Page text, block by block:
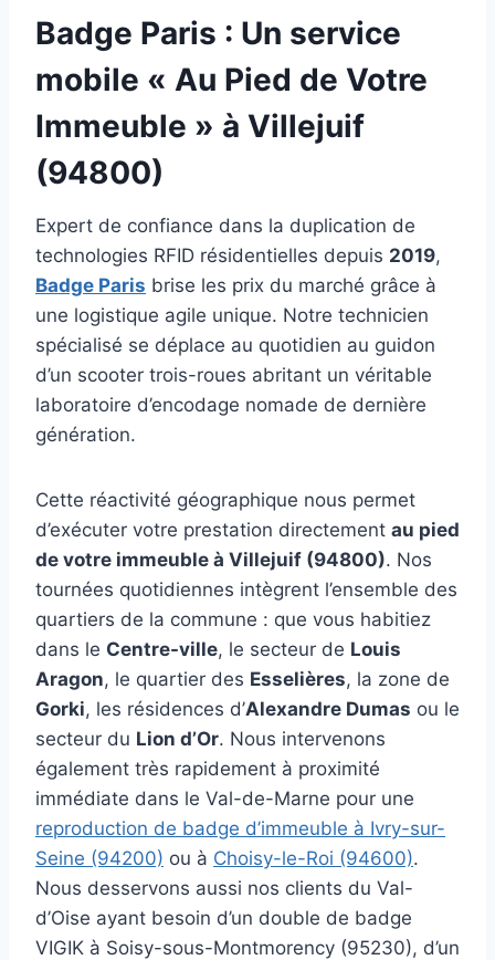
Badge Paris : Un service
mobile « Au Pied de Votre
Immeuble » à Villejuif
(94800)
Expert de confiance dans la duplication de
technologies RFID résidentielles depuis 2019,
Badge Paris brise les prix du marché grâce à
une logistique agile unique. Notre technicien
spécialisé se déplace au quotidien au guidon
d’un scooter trois-roues abritant un véritable
laboratoire d’encodage nomade de dernière
génération.
Cette réactivité géographique nous permet
d’exécuter votre prestation directement au pied
de votre immeuble à Villejuif (94800). Nos
tournées quotidiennes intègrent l’ensemble des
quartiers de la commune : que vous habitiez
dans le Centre-ville, le secteur de Louis
Aragon, le quartier des Esselières, la zone de
Gorki, les résidences d’Alexandre Dumas ou le
secteur du Lion d’Or. Nous intervenons
également très rapidement à proximité
immédiate dans le Val-de-Marne pour une
reproduction de badge d’immeuble à Ivry-sur-
Seine (94200) ou à Choisy-le-Roi (94600).
Nous desservons aussi nos clients du Val-
d’Oise ayant besoin d’un double de badge
VIGIK à Soisy-sous-Montmorency (95230), d’un